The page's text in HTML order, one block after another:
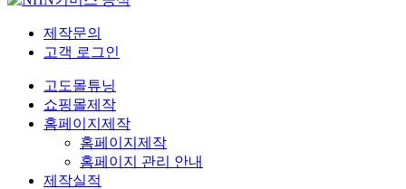
제작문의
고객 로그인
고도몰튜닝
쇼핑몰제작
홈페이지제작
홈페이지제작
홈페이지 관리 안내
제작실적